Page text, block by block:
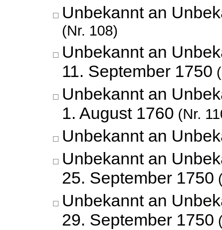
Unbekannt an
(Nr. 108)
Unbekannt an
11. September 1750
Unbekannt an
1. August 1760 (Nr.
Unbekannt an
Unbekannt an
25. September 1750
Unbekannt an
29. September 1750